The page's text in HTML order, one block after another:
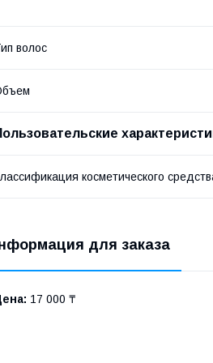
волос
косметического
для заказа
17 000 ₸